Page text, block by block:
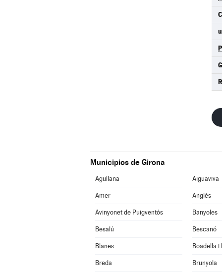
Municipios de Girona
Agullana Aiguaviva
Amer Anglès
Avinyonet de Puigventós Banyoles
Besalú Bescanó
Blanes Boadella i
Breda Brunyola